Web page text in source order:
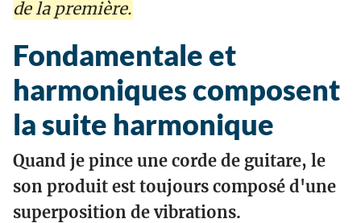
de la première.
Fondamentale et
harmoniques composent
la suite harmonique
Quand je pince une corde de guitare, le
son produit est toujours composé d'une
superposition de vibrations.